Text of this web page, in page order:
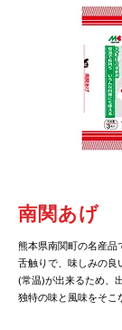
南関あげ
熊本県南関町の名産品
舌触りで、味しみの良
(常温)が出来るため、
独特の味と風味をそこ